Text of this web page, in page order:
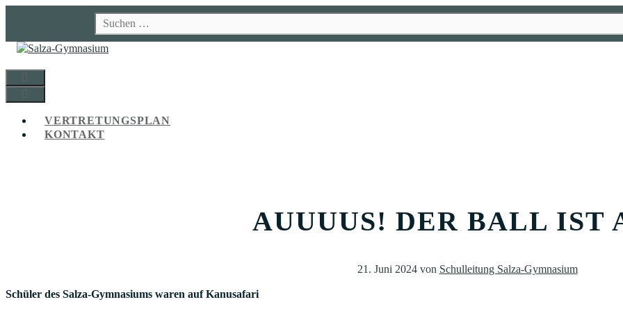
springen
Suchen
nach:
MENÜ
MENÜ
VERTRETUNGSPLAN
KONTAKT
AUUUUS! DER BALL IST
21. Juni 2024 von Schulleitung Salza-Gymnasium
Schüler des Salza-Gymnasiums waren auf Kanusafari